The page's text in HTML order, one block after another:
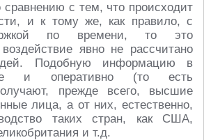
с тем, что происходит
и к тому же, как правило, с
по времени, то это
воздействие явно не рассчитано
Подобную информацию в
и оперативно (то есть
прежде всего, высшие
лица, а от них, естественно,
таких стран, как США,
и т.д.